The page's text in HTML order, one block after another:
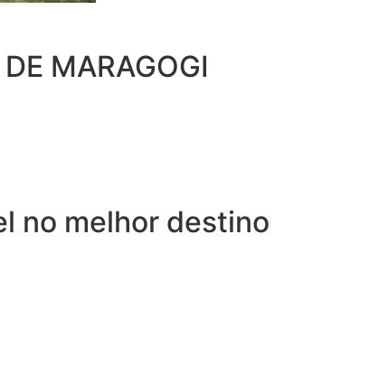
MARAGOGI
no melhor destino